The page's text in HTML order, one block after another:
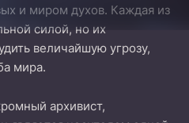
и миром духов. Каждая из
силой, но их
величайшую угрозу,
мира.
архивист,